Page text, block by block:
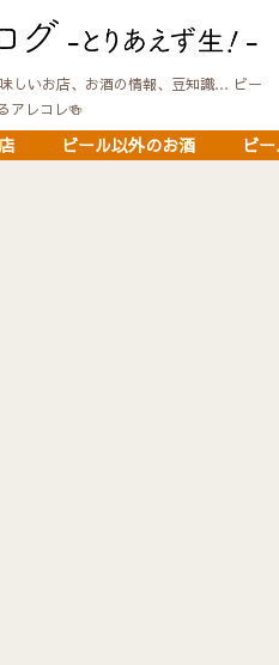
いお店、お酒の情報、豆知識… ビー
アレコレ🍻
ビール以外のお酒 ビ